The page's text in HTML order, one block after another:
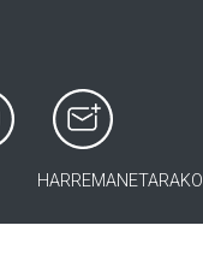
HARREMANETARAKO